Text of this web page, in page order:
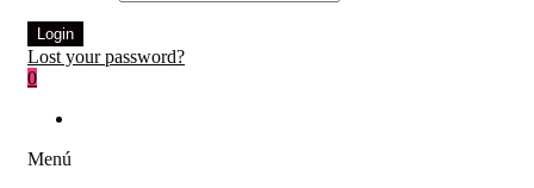
Login
Lost your password?
0
Menú